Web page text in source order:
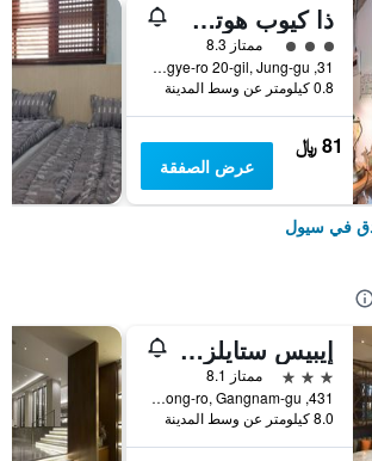
ذا كيوب هوتل - دار ضيافة
تقييم فئة 3ممتاز 8.3
31, Toegye-ro 20-gil, Jung-gu, سيول, كوريا الجنوبية
0.8 كيلومتر عن وسط المدينة
81 ﷼
عرض الصفقة
في سيول
إيبيس ستايلز أمباسادور سيول غانغنام
3 نجوم
ممتاز 8.1
431, Samseong-ro, Gangnam-gu, سيول, كوريا الجنوبية
8.0 كيلومتر عن وسط المدينة